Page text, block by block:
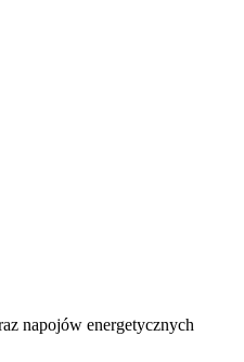
napojów energetycznych